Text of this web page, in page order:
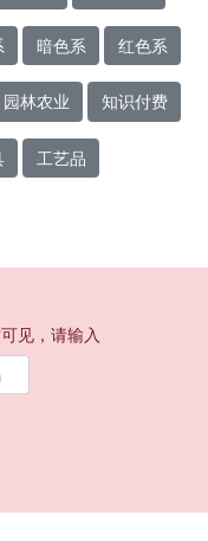
暗色系 红色系
园林农业 知识付费
工艺品
见，请输入